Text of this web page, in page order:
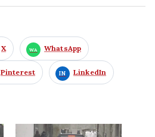
X WhatsApp
Pinterest LinkedIn